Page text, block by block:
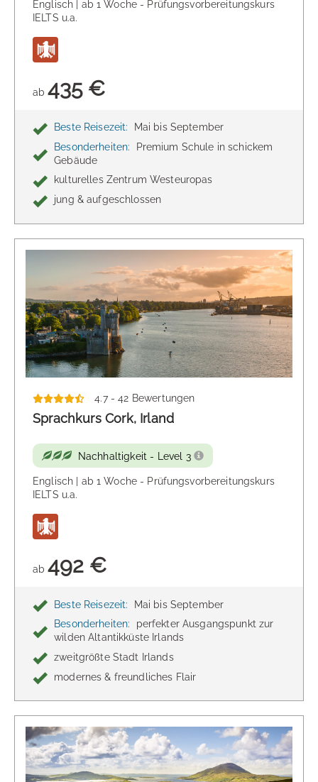
Englisch | ab 1 Woche - Prüfungsvorbereitungskurs
IELTS u.a.
ab435 €
Beste Reisezeit:
Mai bis September
Besonderheiten:
Premium Schule in schickem
Gebäude
kulturelles Zentrum Westeuropas
jung & aufgeschlossen
4.7 - 42 Bewertungen
Sprachkurs Cork, Irland
Nachhaltigkeit - Level 3
Englisch | ab 1 Woche - Prüfungsvorbereitungskurs
IELTS u.a.
ab492 €
Beste Reisezeit:
Mai bis September
Besonderheiten:
perfekter Ausgangspunkt zur
wilden Altantikküste Irlands
zweitgrößte Stadt Irlands
modernes & freundliches Flair
wir übernehmen 10 % der CO₂ Einsparung für Sie.
Bei der Buchung haben Sie die Möglichkeit,
diesen Betrag einfach zu erhöhen. atmosfair
sendet Ihnen dann darüber im Folgejahr eine
Spendenbescheinigung und ein Zertifikat zu.